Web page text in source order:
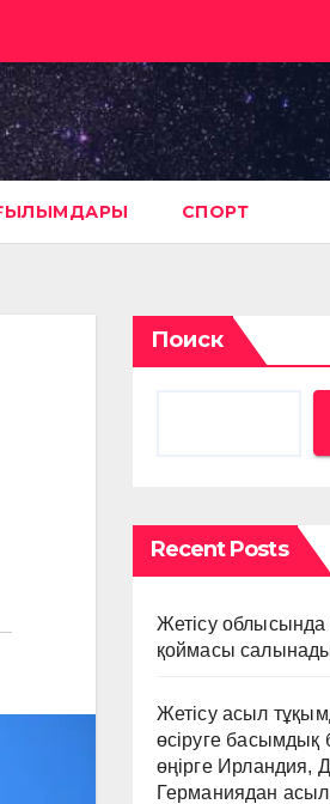
СПОРТ
Поиск
Recent Posts
Жетісу
қоймасы
Жетісу асыл
өсіруге басымдық
өңірге Ирландия,
Германиядан